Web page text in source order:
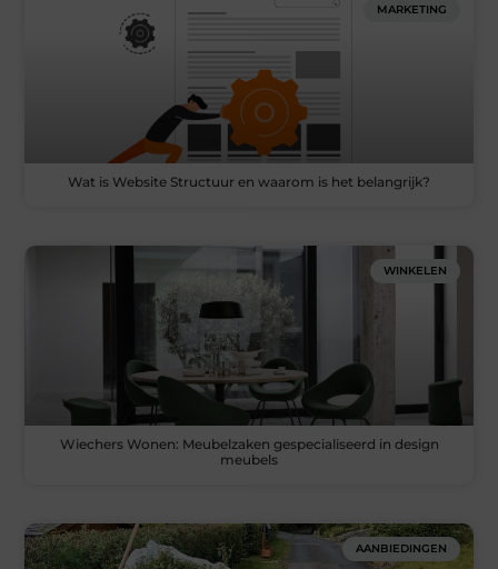
MARKETING
Wat is Website Structuur en waarom is het belangrijk?
WINKELEN
Wiechers Wonen: Meubelzaken gespecialiseerd in design
meubels
AANBIEDINGEN